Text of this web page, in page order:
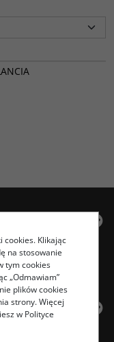
cookies. Klikając
na stosowanie
tym cookies
„Odmawiam”
plików cookies
strony. Więcej
w Polityce